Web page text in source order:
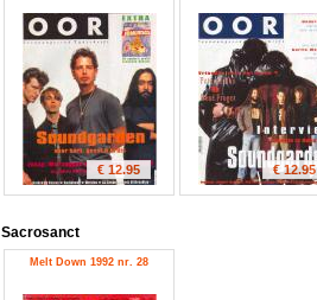
€ 12.95 € 12.95
Sacrosanct
Melt Down 1992 nr. 28